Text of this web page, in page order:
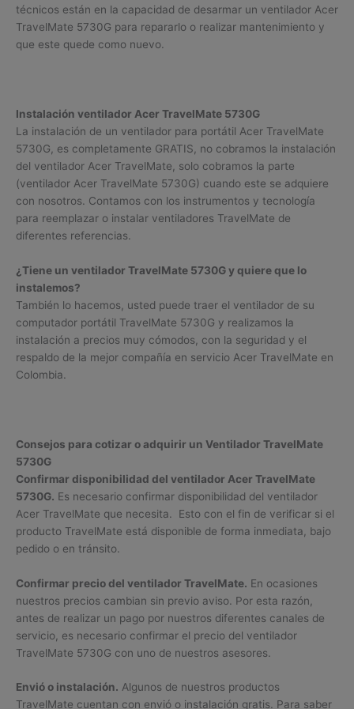
técnicos están en la capacidad de desarmar un ventilador Acer
TravelMate 5730G para repararlo o realizar mantenimiento y
que este quede como nuevo.
Instalación ventilador Acer TravelMate 5730G
La instalación de un ventilador para portátil Acer TravelMate
5730G, es completamente GRATIS, no cobramos la instalación
del ventilador Acer TravelMate, solo cobramos la parte
(ventilador Acer TravelMate 5730G) cuando este se adquiere
con nosotros. Contamos con los instrumentos y tecnología
para reemplazar o instalar ventiladores TravelMate de
diferentes referencias.
¿Tiene un ventilador TravelMate 5730G y quiere que lo
instalemos?
También lo hacemos, usted puede traer el ventilador de su
computador portátil TravelMate 5730G y realizamos la
instalación a precios muy cómodos, con la seguridad y el
respaldo de la mejor compañía en servicio Acer TravelMate en
Colombia.
Consejos para cotizar o adquirir un Ventilador TravelMate
5730G
Confirmar disponibilidad del ventilador Acer TravelMate
5730G. Es necesario confirmar disponibilidad del ventilador
Acer TravelMate que necesita. Esto con el fin de verificar si el
producto TravelMate está disponible de forma inmediata, bajo
pedido o en tránsito.
Confirmar precio del ventilador TravelMate. En ocasiones
nuestros precios cambian sin previo aviso. Por esta razón,
antes de realizar un pago por nuestros diferentes canales de
servicio, es necesario confirmar el precio del ventilador
TravelMate 5730G con uno de nuestros asesores.
Envió o instalación. Algunos de nuestros productos
TravelMate cuentan con envió o instalación gratis. Para saber